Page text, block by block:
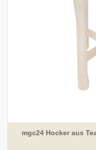
mgc24 Hocker aus